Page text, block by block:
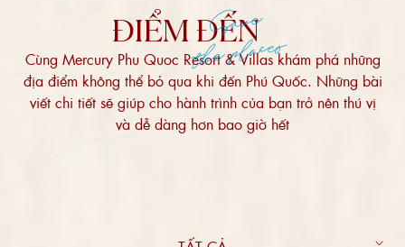
ĐIỂM ĐẾN
Save
the places
Cùng Mercury Phu Quoc Resort & Villas khám phá những
địa điểm không thể bỏ qua khi đến Phú Quốc. Những bài
viết chi tiết sẽ giúp cho hành trình của bạn trở nên thú vị
và dễ dàng hơn bao giờ hết